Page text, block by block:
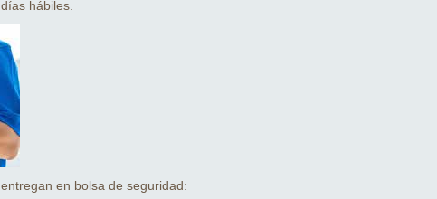
hábiles.
en bolsa de seguridad: